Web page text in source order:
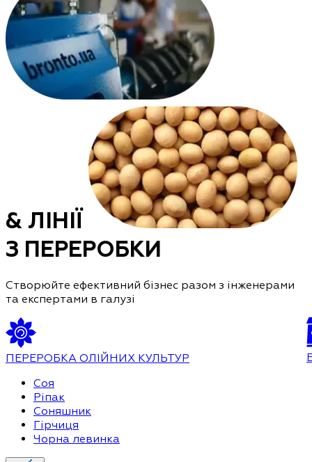
& ЛІНІЇ
З ПЕРЕРОБКИ
Створюйте ефективний бізнес разом з інженерами
та експертами в галузі
ПЕРЕРОБКА ОЛІЙНИХ КУЛЬТУР
Соя
Ріпак
Соняшник
Гірчиця
Чорна левинка